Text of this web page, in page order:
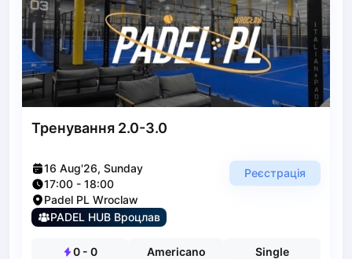
Kościerzyna
Krakow
Legionowo
Lodz
Lublin
Nowy Sącz
Olsztyn
Piaseczno
Poznan
Pruszcz Gdański
Тренування 2.0-3.0
16 Aug'26, Sunday
17:00 - 18:00
Padel PL Wroclaw
PADEL HUB Вроцлав
Реєстрація
0- 0 Americano Single